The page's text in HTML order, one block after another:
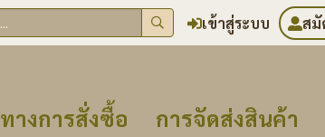
เข้าสู่ระบบ สมั
างการสั่งซื้อ การจัดส่งสินค้า